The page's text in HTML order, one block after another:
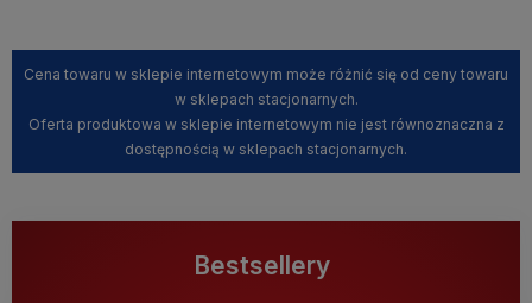
Cena towaru w sklepie internetowym może różnić się od ceny towaru
w sklepach stacjonarnych.
Oferta produktowa w sklepie internetowym nie jest równoznaczna z
dostępnością w sklepach stacjonarnych.
Bestsellery